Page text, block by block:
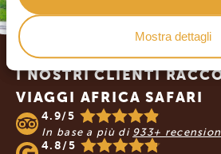
Mostra dettagli
Footer
I NOSTRI CLIENTI
VIAGGI AFRICA SAFARI
4.9/5
In base a più di 933+
4.8/5